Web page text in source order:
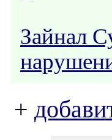
Зайнал
+